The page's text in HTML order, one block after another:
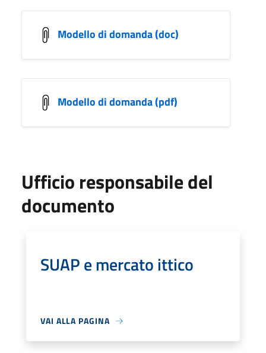
Modello di domanda (doc)
Modello di domanda (pdf)
Ufficio responsabile del
documento
SUAP e mercato ittico
VAI ALLA PAGINA